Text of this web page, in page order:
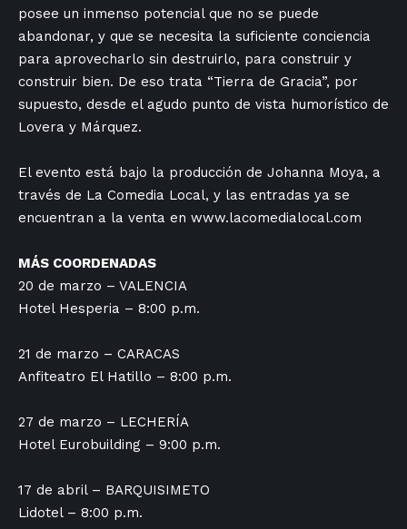
posee un inmenso potencial que no se puede
abandonar, y que se necesita la suficiente conciencia
para aprovecharlo sin destruirlo, para construir y
construir bien. De eso trata “Tierra de Gracia”, por
supuesto, desde el agudo punto de vista humorístico de
Lovera y Márquez.
El evento está bajo la producción de Johanna Moya, a
través de La Comedia Local, y las entradas ya se
encuentran a la venta en www.lacomedialocal.com
MÁS COORDENADAS
20 de marzo – VALENCIA
Hotel Hesperia – 8:00 p.m.
21 de marzo – CARACAS
Anfiteatro El Hatillo – 8:00 p.m.
27 de marzo – LECHERÍA
Hotel Eurobuilding – 9:00 p.m.
17 de abril – BARQUISIMETO
Lidotel – 8:00 p.m.